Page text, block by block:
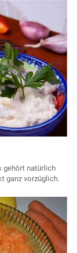
gehört natürlich
ganz vorzüglich.